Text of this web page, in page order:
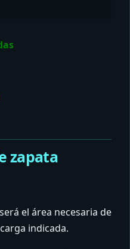
zapata
el área necesaria de
indicada.